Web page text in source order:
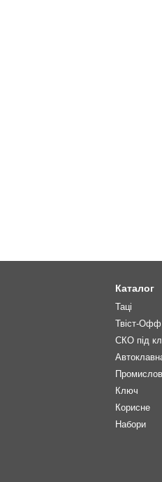
Каталог
Таці
Твіст-Офф
СКО під
Ключ
Корисне
Нaбори